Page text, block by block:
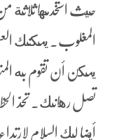
حيث استخدمها ثلاثة
المغلوب. يمكنك
يمكن أن تقوم به
تصل رهانك. تحدَّ
أيضا لك السلام